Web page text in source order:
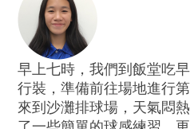
早上七時，我們到飯堂吃
行裝，準備前往場地進行
來到沙灘排球場，天氣悶